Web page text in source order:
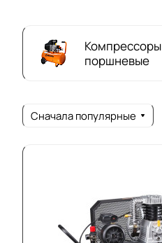
Компрессоры
поршневые
Сначала популярные